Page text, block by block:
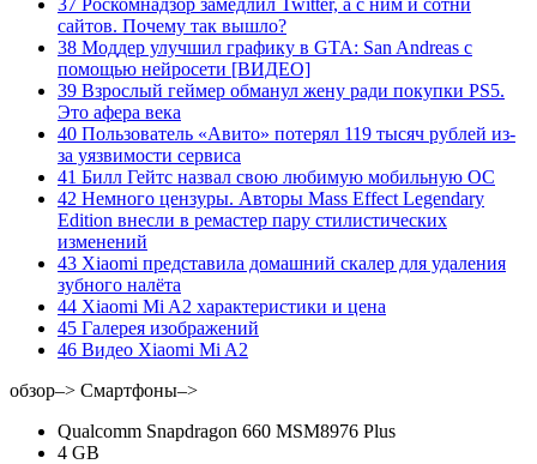
сайтов. Почему так вышло?
38 Моддер улучшил графику в GTA: San Andreas с
помощью нейросети [ВИДЕО]
39 Взрослый геймер обманул жену ради покупки PS5.
Это афера века
40 Пользователь «Авито» потерял 119 тысяч рублей из-
за уязвимости сервиса
41 Билл Гейтс назвал свою любимую мобильную ОС
42 Немного цензуры. Авторы Mass Effect Legendary
Edition внесли в ремастер пару стилистических
изменений
43 Xiaomi представила домашний скалер для удаления
зубного налёта
44 Xiaomi Mi A2 характеристики и цена
45 Галерея изображений
46 Видео Xiaomi Mi A2
обзор–> Смартфоны–>
Qualcomm Snapdragon 660 MSM8976 Plus
4 GB